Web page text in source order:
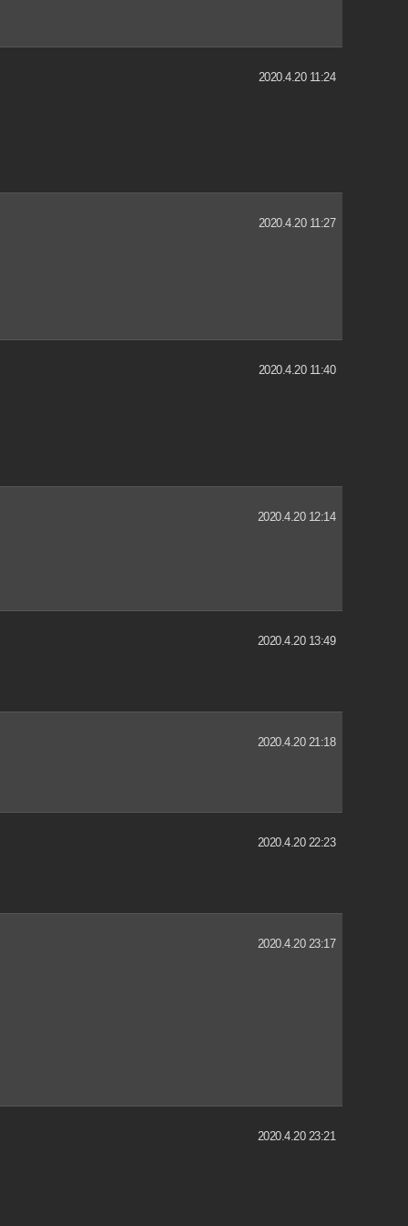
2020.4.20 11:24
2020.4.20 11:27
2020.4.20 11:40
2020.4.20 12:14
2020.4.20 13:49
2020.4.20 21:18
2020.4.20 22:23
2020.4.20 23:17
2020.4.20 23:21